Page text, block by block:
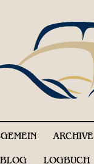
ARCHIVE
BLOG LOGBUCH